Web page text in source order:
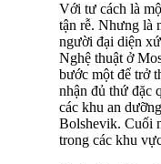
Với tư cách là
tận rễ. Nhưng là
người đại diện
Nghệ thuật ở
bước một để trở
nhận đủ thứ đặc
các khu an
Bolshevik. Cuối
trong các khu